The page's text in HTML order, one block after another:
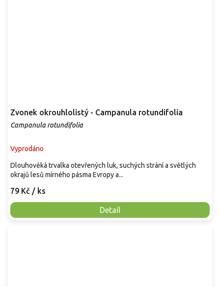
Zvonek okrouhlolistý - Campanula rotundifolia
Campanula rotundifolia
Vyprodáno
79 Kč / ks
Detail
Dlouhověká trvalka otevřených luk, suchých strání a světlých
okrajů lesů mírného pásma Evropy a...